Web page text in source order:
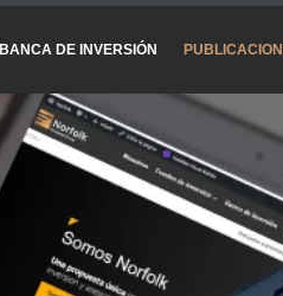
BANCA DE INVERSIÓN